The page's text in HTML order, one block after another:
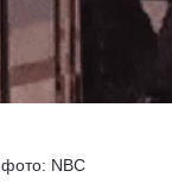
фото: NBC